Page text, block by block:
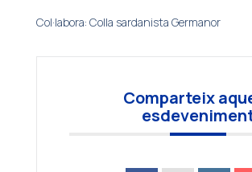
Col·labora: Colla sardanista Germanor
Comparteix